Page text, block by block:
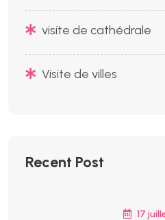
visite de cathédrale
Visite de villes
Recent Post
17